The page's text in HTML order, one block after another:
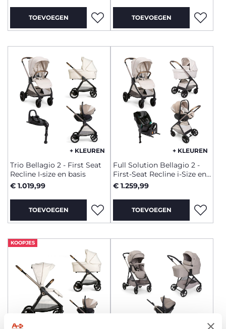
TOEVOEGEN TOEVOEGEN
+ KLEUREN
Trio Bellagio 2 - First Seat
Recline I-size en basis
€ 1.019,99
TOEVOEGEN
+ KLEUREN
Full Solution Bellagio 2 -
First-Seat Recline i-Size en
FullSeat 360 met basis
€ 1.259,99
TOEVOEGEN
KOOPJES